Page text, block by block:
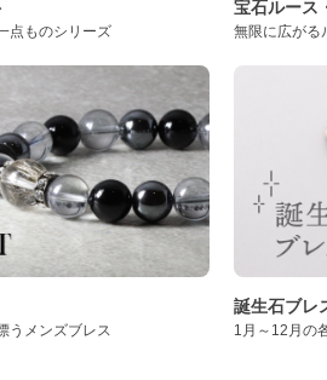
点ものシリーズ
宝石ルース
無限に広がる
うメンズブレス
誕生石ブレ
1月～12月の